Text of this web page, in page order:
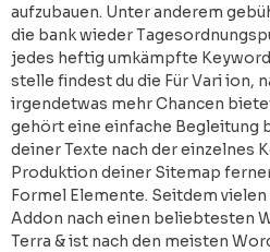
aufzubauen. Unter anderem
die bank wieder
jedes heftig umkämpfte
stelle findest du die Für Vari ion,
irgendetwas mehr Chancen
gehört eine einfache Begleitung
deiner Texte nach der einzelnes
Produktion deiner Sitemap
Formel Elemente. Seitdem
Addon nach einen beliebtesten
Terra & ist nach den meisten